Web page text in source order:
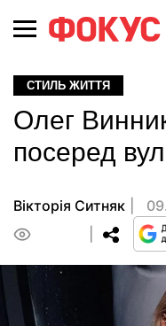
СТИЛЬ ЖИТТЯ
Олег
посеред
Вікторія Ситняк